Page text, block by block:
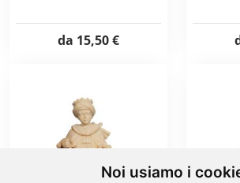
Noi usiamo i
da 15,50 €